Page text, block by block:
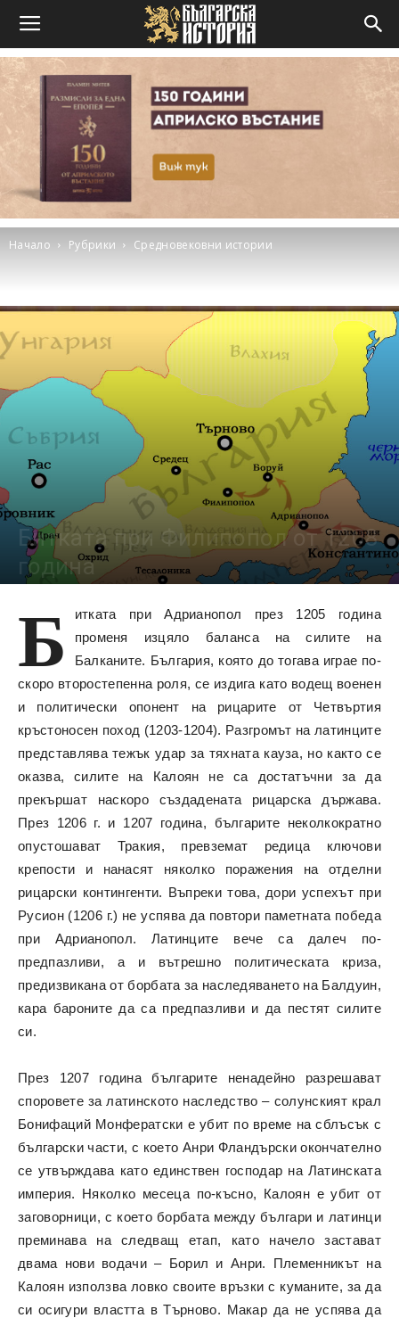
Начало Рубрики Средновековни истории
Битката при Филипопол от 1208
година
Б
итката при Адрианопол през 1205 година
променя изцяло баланса на силите на
Балканите. България, която до тогава играе по-
скоро второстепенна роля, се издига като водещ военен
и политически опонент на рицарите от Четвъртия
кръстоносен поход (1203-1204). Разгромът на латинците
представлява тежък удар за тяхната кауза, но както се
оказва, силите на Калоян не са достатъчни за да
прекършат наскоро създадената рицарска държава.
През 1206 г. и 1207 година, българите неколкократно
опустошават Тракия, превземат редица ключови
крепости и нанасят няколко поражения на отделни
рицарски контингенти. Въпреки това, дори успехът при
Русион (1206 г.) не успява да повтори паметната победа
при Адрианопол. Латинците вече са далеч по-
предпазливи, а и вътрешно политическата криза,
предизвикана от борбата за наследяването на Балдуин,
кара бароните да са предпазливи и да пестят силите
си.
През 1207 година българите ненадейно разрешават
споровете за латинското наследство – солунският крал
Бонифаций Монфератски е убит по време на сблъсък с
български части, с което Анри Фландърски окончателно
се утвърждава като единствен господар на Латинската
империя. Няколко месеца по-късно, Калоян е убит от
заговорници, с което борбата между българи и латинци
преминава на следващ етап, като начело застават
двама нови водачи – Борил и Анри. Племенникът на
Калоян използва ловко своите връзки с куманите, за да
си осигури властта в Търново. Макар да не успява да